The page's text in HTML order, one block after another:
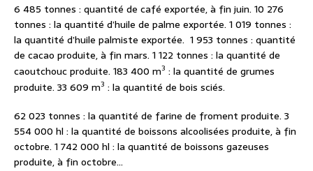
6 485 tonnes : quantité de café exportée, à fin juin. 10 276
tonnes : la quantité d’huile de palme exportée. 1 019 tonnes :
la quantité d’huile palmiste exportée. 1 953 tonnes : quantité
de cacao produite, à fin mars. 1 122 tonnes : la quantité de
caoutchouc produite. 183 400 m3 : la quantité de grumes
produite. 33 609 m3 : la quantité de bois sciés.
62 023 tonnes : la quantité de farine de froment produite. 3
554 000 hl : la quantité de boissons alcoolisées produite, à fin
octobre. 1 742 000 hl : la quantité de boissons gazeuses
produite, à fin octobre…